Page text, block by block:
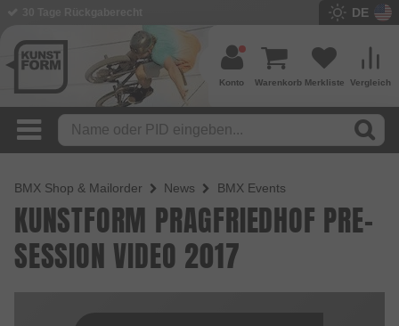
DE
Vergleich
Merkliste
Warenkorb
Konto
BMX Shop & Mailorder News BMX Events
KUNSTFORM PRAGFRIEDHOF PRE-
SESSION VIDEO 2017